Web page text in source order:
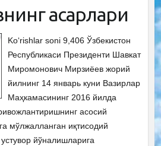
асарлари
Ko‘rishlar soni 9,406 Ўзбекистон
Республикаси Президенти Шавкат
Миромонович Мирзиёев жорий
йилнинг 14 январь куни Вазирлар
Маҳкамасининг 2016 йилда
асосий
мўлжалланган иқтисодий
йўналишларига